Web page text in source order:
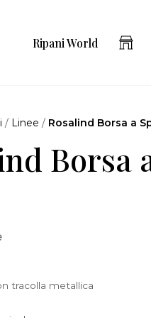
Ripani World
/ Linee / Rosalind Borsa a
Borsa
tracolla metallica